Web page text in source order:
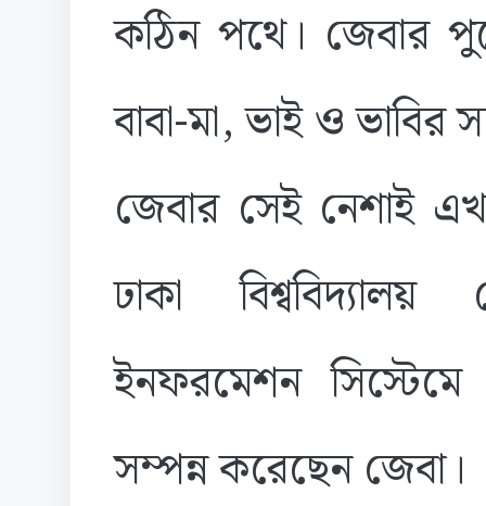
কঠিন পথে। জেবার
বাবা-মা, ভাই ও ভাবির
জেবার সেই নেশাই
ঢাকা
ইনফরমেশন
সম্পন্ন করেছেন জেবা।